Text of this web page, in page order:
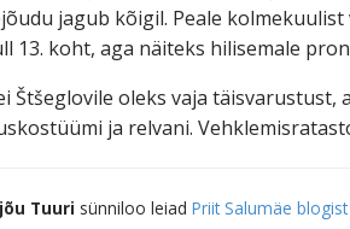
jagub kõigil. Peale
13. koht, aga näiteks hilisemale
Štšeglovile oleks vaja
ja relvani.
Tuuri sünniloo leiad Priit Salumäe blogist